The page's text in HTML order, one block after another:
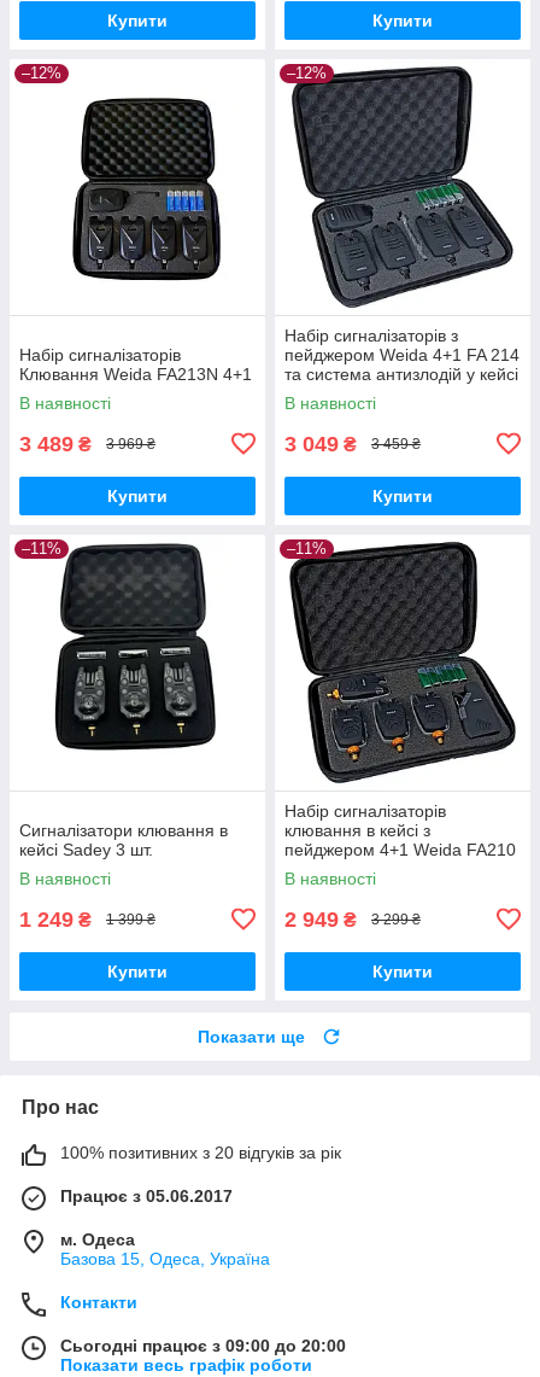
Купити Купити
–12%
Набір сигналізаторів
Клювання Weida FA213N 4+1
В наявності
3 489 ₴ 3 969 ₴
Купити
–12%
Набір сигналізаторів з
пейджером Weida 4+1 FA 214
та система антизлодій у кейсі
В наявності
3 049 ₴ 3 459 ₴
Купити
–11%
Сигналізатори клювання в
кейсі Sadey 3 шт.
В наявності
1 249 ₴ 1 399 ₴
Купити
–11%
Набір сигналізаторів
клювання в кейсі з
пейджером 4+1 Weida FA210
В наявності
2 949 ₴ 3 299 ₴
Купити
Показати ще
Про нас
100% позитивних з 20 відгуків за рік
Працює з 05.06.2017
м. Одеса
Базова 15, Одеса, Україна
Контакти
Сьогодні працює з 09:00 до 20:00
Показати весь графік роботи